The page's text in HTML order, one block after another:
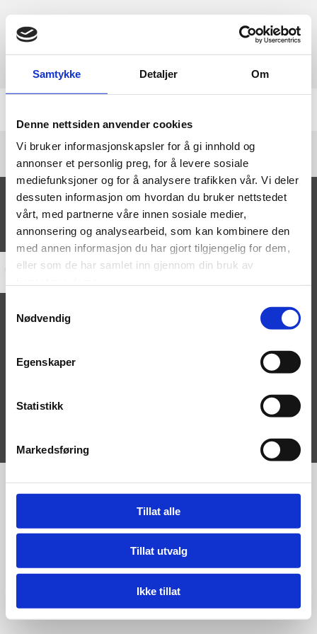
Samtykke Detaljer Om
Denne nettsiden anvender cookies
Vi bruker informasjonskapsler for å gi innhold og
annonser et personlig preg, for å levere sosiale
mediefunksjoner og for å analysere trafikken vår. Vi deler
dessuten informasjon om hvordan du bruker nettstedet
vårt, med partnerne våre innen sosiale medier,
annonsering og analysearbeid, som kan kombinere den
med annen informasjon du har gjort tilgjengelig for dem,
eller som de har samlet inn gjennom din bruk av
Nødvendig
Egenskaper
Statistikk
Markedsføring
Tillat alle
Tillat utvalg
Ikke tillat
FURUSET IDRETTSFORENING
Søren Bulls vei 4, 1051
Furuset
22 90 93 00